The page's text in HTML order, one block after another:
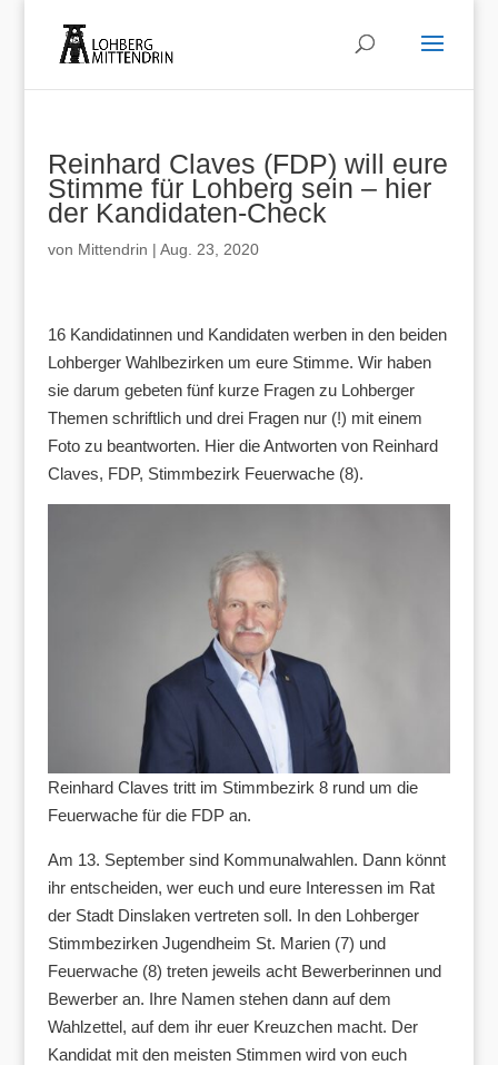
Reinhard Claves (FDP) will eure
Stimme für Lohberg sein – hier
der Kandidaten-Check
von Mittendrin | Aug. 23, 2020
16 Kandidatinnen und Kandidaten werben in den beiden
Lohberger Wahlbezirken um eure Stimme. Wir haben
sie darum gebeten fünf kurze Fragen zu Lohberger
Themen schriftlich und drei Fragen nur (!) mit einem
Foto zu beantworten. Hier die Antworten von Reinhard
Claves, FDP, Stimmbezirk Feuerwache (8).
Reinhard Claves tritt im Stimmbezirk 8 rund um die
Feuerwache für die FDP an.
Am 13. September sind Kommunalwahlen. Dann könnt
ihr entscheiden, wer euch und eure Interessen im Rat
der Stadt Dinslaken vertreten soll. In den Lohberger
Stimmbezirken Jugendheim St. Marien (7) und
Feuerwache (8) treten jeweils acht Bewerberinnen und
Bewerber an. Ihre Namen stehen dann auf dem
Wahlzettel, auf dem ihr euer Kreuzchen macht. Der
Kandidat mit den meisten Stimmen wird von euch